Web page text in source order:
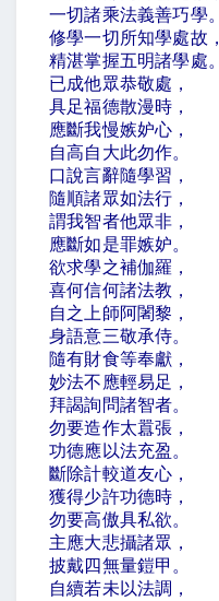
一切諸乘法義善巧學。
修學一切所知學處故，
精湛掌握五明諸學處。
已成他眾恭敬處，
具足福德散漫時，
應斷我慢嫉妒心，
自高自大此勿作。
口說言辭隨學習，
隨順諸眾如法行，
謂我智者他眾非，
應斷如是罪嫉妒。
欲求學之補伽羅，
喜何信何諸法教，
自之上師阿闍黎，
身語意三敬承侍。
隨有財食等奉獻，
妙法不應輕易足，
拜謁詢問諸智者。
勿要造作太囂張，
功德應以法充盈。
斷除計較道友心，
獲得少許功德時，
勿要高傲具私欲。
主應大悲攝諸眾，
披戴四無量鎧甲。
自續若未以法調，